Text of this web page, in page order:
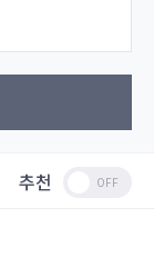
추천